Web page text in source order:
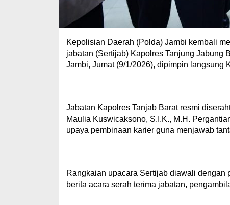
Kepolisian Daerah (Polda) Jambi kembali
jabatan (Sertijab) Kapolres Tanjung Jabung
Jambi, Jumat (9/1/2026), dipimpin langsung
Jabatan Kapolres Tanjab Barat resmi
Maulia Kuswicaksono, S.I.K., M.H.
upaya pembinaan karier guna menjawab
Rangkaian upacara Sertijab diawali
berita acara serah terima jabatan,